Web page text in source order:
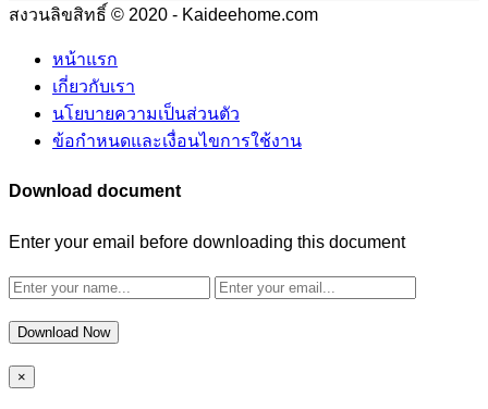
สงวนลิขสิทธิ์ © 2020 - Kaideehome.com
หน้าแรก
เกี่ยวกับเรา
นโยบายความเป็นส่วนตัว
ข้อกำหนดและเงื่อนไขการใช้งาน
Download document
Enter your email before downloading this document
Download Now
×